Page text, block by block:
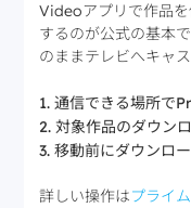
Videoアプリで作品
するのが公式の基本
のままテレビへキャ
通信できる場所で
対象作品のダウン
移動前にダウンロ
詳しい操作はプライ